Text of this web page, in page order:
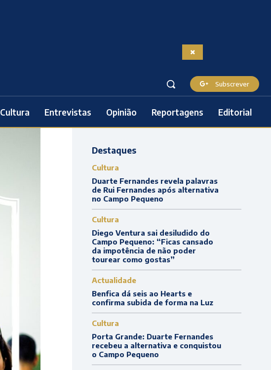
Subscrever
Cultura Entrevistas Opinião Reportagens Editorial
Destaques
Cultura
Duarte Fernandes revela palavras
de Rui Fernandes após alternativa
no Campo Pequeno
Cultura
Diego Ventura sai desiludido do
Campo Pequeno: “Ficas cansado
da impotência de não poder
tourear como gostas”
Actualidade
Benfica dá seis ao Hearts e
confirma subida de forma na Luz
Cultura
Porta Grande: Duarte Fernandes
recebeu a alternativa e conquistou
o Campo Pequeno